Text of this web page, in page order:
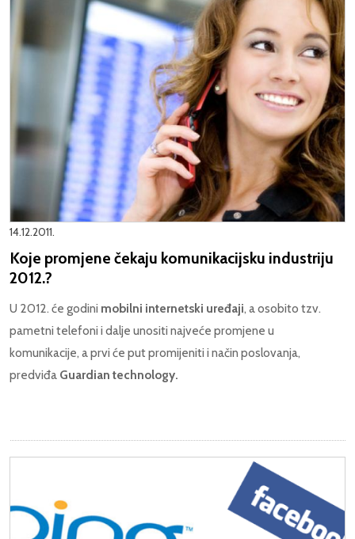
14.12.2011.
Koje promjene čekaju komunikacijsku industriju
2012.?
U 2012. će godini mobilni internetski uređaji, a osobito tzv.
pametni telefoni i dalje unositi najveće promjene u
komunikacije, a prvi će put promijeniti i način poslovanja,
predviđa Guardian technology.